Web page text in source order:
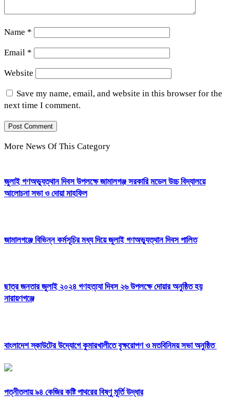
Name *
Email *
Website
Save my name, email, and website in this browser for the
next time I comment.
More News Of This Category
জুলাই গণঅভ্যুত্থান দিবস উপলক্ষে জামালগঞ্জ সরকারি মডেল উচ্চ বিদ্যালয়ে
আলোচনা সভা ও দোয়া মাহফিল
জামালগঞ্জে বিভিন্ন কর্মসূচির মধ্য দিয়ে জুলাই গণঅভ্যুত্থান দিবস পালিত
ছাত্র জনতার জুলাই ২০২৪ গণহত্য্যা দিবস ২৬ উপলক্ষে দোয়ার অনুষ্ঠিত হয়
নারায়ণগঞ্জে
বাংলাদেশ স্কাউটের উদ্যোগে কুমারখালীতে বৃক্ষরোপণ ও মতবিনিময় সভা অনুষ্ঠিত
পত্নীতলায় ৯৪ কেজির কষ্টি পাথরের বিষ্ণু মূর্তি উদ্ধার